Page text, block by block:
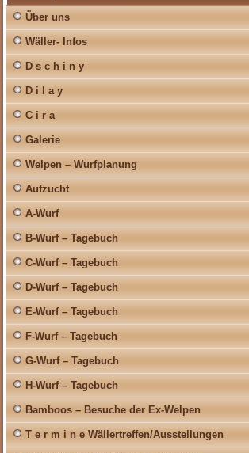
Über uns
Wäller- Infos
D s c h i n y
D i l a y
C i r a
Galerie
Welpen – Wurfplanung
Aufzucht
A-Wurf
B-Wurf – Tagebuch
C-Wurf – Tagebuch
D-Wurf – Tagebuch
E-Wurf – Tagebuch
F-Wurf – Tagebuch
G-Wurf – Tagebuch
H-Wurf – Tagebuch
Bamboos – Besuche der Ex-Welpen
T e r m i n e Wällertreffen/Ausstellungen